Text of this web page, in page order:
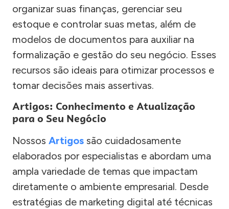
organizar suas finanças, gerenciar seu
estoque e controlar suas metas, além de
modelos de documentos para auxiliar na
formalização e gestão do seu negócio. Esses
recursos são ideais para otimizar processos e
tomar decisões mais assertivas.
Artigos: Conhecimento e Atualização
para o Seu Negócio
Nossos Artigos são cuidadosamente
elaborados por especialistas e abordam uma
ampla variedade de temas que impactam
diretamente o ambiente empresarial. Desde
estratégias de marketing digital até técnicas